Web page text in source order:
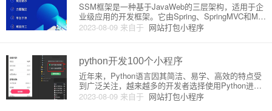
2023-08-09 来自于 网站打包小程序
SSM框架是一种基于JavaWeb的三层架构，适用于企
业级应用的开发框架。它由Spring、SpringMVC和My
Batis三个框架整合而成，各自担当着不同的任务，相
互配合，使得开发者可以快速、高效地进行Web应用
python开发100个小程序
2023-08-09 来自于 网站打包小程序
近年来，Python语言因其简洁、易学、高效的特点受
到广泛关注，越来越多的开发者选择使用Python进行
开发项目。在学习Python的过程中，编写小程序是一
项有趣的且实用的学习方法。在本文中，我们将介绍1